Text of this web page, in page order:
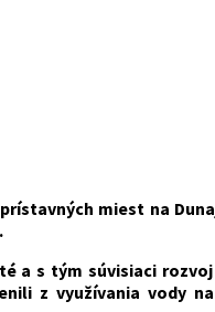
miest na
a s tým súvisiaci
z využívania vody na